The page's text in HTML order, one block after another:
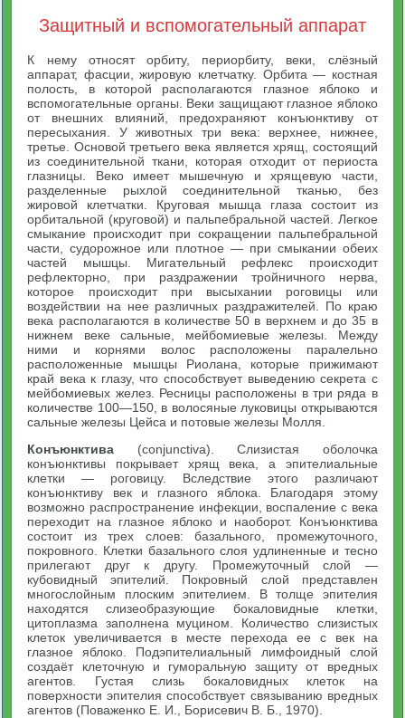
Защитный и вспомогательный аппарат
К нему относят орбиту, периорбиту, веки, слёзный
аппарат, фасции, жировую клетчатку. Орбита — костная
полость, в которой располагаются глазное яблоко и
вспомогательные органы. Веки защищают глазное яблоко
от внешних влияний, предохраняют конъюнктиву от
пересыхания. У животных три века: верхнее, нижнее,
третье. Основой третьего века является хрящ, состоящий
из соединительной ткани, которая отходит от периоста
глазницы. Веко имеет мышечную и хрящевую части,
разделенные рыхлой соединительной тканью, без
жировой клетчатки. Круговая мышца глаза состоит из
орбитальной (круговой) и пальпебральной частей. Легкое
смыкание происходит при сокращении пальпебральной
части, судорожное или плотное — при смыкании обеих
частей мышцы. Мигательный рефлекс происходит
рефлекторно, при раздражении тройничного нерва,
которое происходит при высыхании роговицы или
воздействии на нее различных раздражителей. По краю
века располагаются в количестве 50 в верхнем и до 35 в
нижнем веке сальные, мейбомиевые железы. Между
ними и корнями волос расположены паралельно
расположенные мышцы Риолана, которые прижимают
край века к глазу, что способствует выведению секрета с
мейбомиевых желез. Ресницы расположены в три ряда в
количестве 100—150, в волосяные луковицы открываются
сальные железы Цейса и потовые железы Молля.
Конъюнктива (conjunctiva). Слизистая оболочка
конъюнктивы покрывает хрящ века, а эпителиальные
клетки — роговицу. Вследствие этого различают
конъюнктиву век и глазного яблока. Благодаря этому
возможно распространение инфекции, воспаление с века
переходит на глазное яблоко и наоборот. Конъюнктива
состоит из трех слоев: базального, промежуточного,
покровного. Клетки базального слоя удлиненные и тесно
прилегают друг к другу. Промежуточный слой —
кубовидный эпителий. Покровный слой представлен
многослойным плоским эпителием. В толще эпителия
находятся слизеобразующие бокаловидные клетки,
цитоплазма заполнена муцином. Количество слизистых
клеток увеличивается в месте перехода ее с век на
глазное яблоко. Подэпителиальный лимфоидный слой
создаёт клеточную и гуморальную защиту от вредных
агентов. Густая слизь бокаловидных клеток на
поверхности эпителия способствует связыванию вредных
агентов (Поваженко Е. И., Борисевич В. Б., 1970).